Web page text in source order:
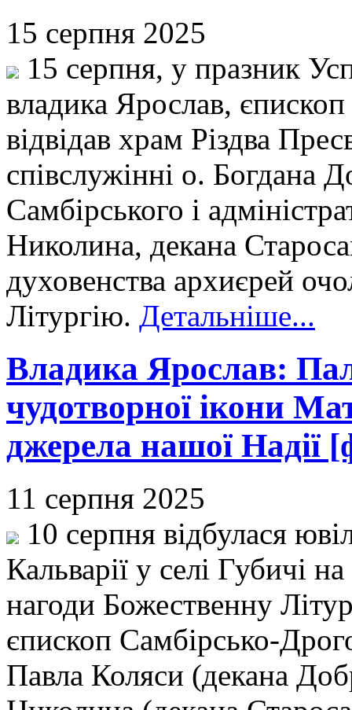
15 серпня 2025
15 серпня, у празник
владика Ярослав,
відвідав храм Різдва
співслужінні о. Богдана
Самбірського і
Николина, декана
духовенства архиєрей
Літургію. Детальніше...
Владика Ярослав:
чудотворної ікони
джерела нашої Надії
11 серпня 2025
10 серпня відбулася
Кальварії у селі Губичі
нагоди Божественну
єпископ Самбірсько-
Павла Коляси (декана